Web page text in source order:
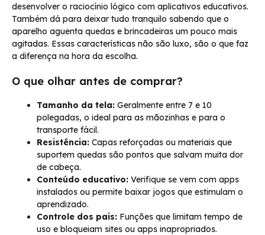
desenvolver o raciocínio lógico com aplicativos educativos.
Também dá para deixar tudo tranquilo sabendo que o
aparelho aguenta quedas e brincadeiras um pouco mais
agitadas. Essas características não são luxo, são o que faz
a diferença na hora da escolha.
O que olhar antes de comprar?
Tamanho da tela: Geralmente entre 7 e 10
polegadas, o ideal para as mãozinhas e para o
transporte fácil.
Resistência: Capas reforçadas ou materiais que
suportem quedas são pontos que salvam muita dor
de cabeça.
Conteúdo educativo: Verifique se vem com apps
instalados ou permite baixar jogos que estimulam o
aprendizado.
Controle dos pais: Funções que limitam tempo de
uso e bloqueiam sites ou apps inapropriados.